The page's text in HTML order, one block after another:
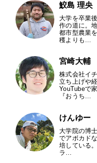
鮫島 理央
大学を卒業
作の道に。
都市型農業
穫よりも…
宮崎大輔
株式会社イ
立ち上げや
YouTubeで
『おうち…
けんゆー
大学院の博
でアボカド
培している
ラ…